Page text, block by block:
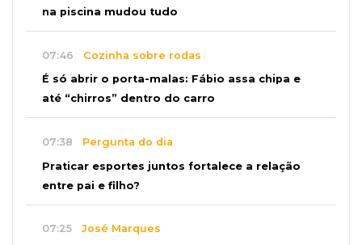
na piscina mudou tudo
07:46 Cozinha sobre rodas
É só abrir o porta-malas: Fábio assa chipa e
até “chirros” dentro do carro
07:38 Pergunta do dia
Praticar esportes juntos fortalece a relação
entre pai e filho?
07:25 José Marques